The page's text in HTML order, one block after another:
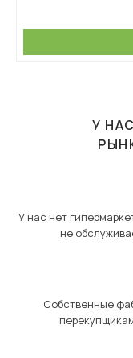
У
У нас нет
не
Собственные